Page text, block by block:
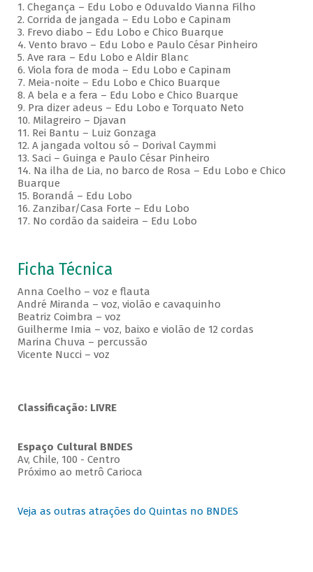
1. Chegança – Edu Lobo e Oduvaldo Vianna Filho
2. Corrida de jangada – Edu Lobo e Capinam
3. Frevo diabo – Edu Lobo e Chico Buarque
4. Vento bravo – Edu Lobo e Paulo César Pinheiro
5. Ave rara – Edu Lobo e Aldir Blanc
6. Viola fora de moda – Edu Lobo e Capinam
7. Meia-noite – Edu Lobo e Chico Buarque
8. A bela e a fera – Edu Lobo e Chico Buarque
9. Pra dizer adeus – Edu Lobo e Torquato Neto
10. Milagreiro – Djavan
11. Rei Bantu – Luiz Gonzaga
12. A jangada voltou só – Dorival Caymmi
13. Saci – Guinga e Paulo César Pinheiro
14. Na ilha de Lia, no barco de Rosa – Edu Lobo e Chico
Buarque
15. Borandá – Edu Lobo
16. Zanzibar/Casa Forte – Edu Lobo
17. No cordão da saideira – Edu Lobo
Ficha Técnica
Anna Coelho – voz e flauta
André Miranda – voz, violão e cavaquinho
Beatriz Coimbra – voz
Guilherme Imia – voz, baixo e violão de 12 cordas
Marina Chuva – percussão
Vicente Nucci – voz
Classificação: LIVRE
Espaço Cultural BNDES
Av, Chile, 100 - Centro
Próximo ao metrô Carioca
Veja as outras atrações do Quintas no BNDES